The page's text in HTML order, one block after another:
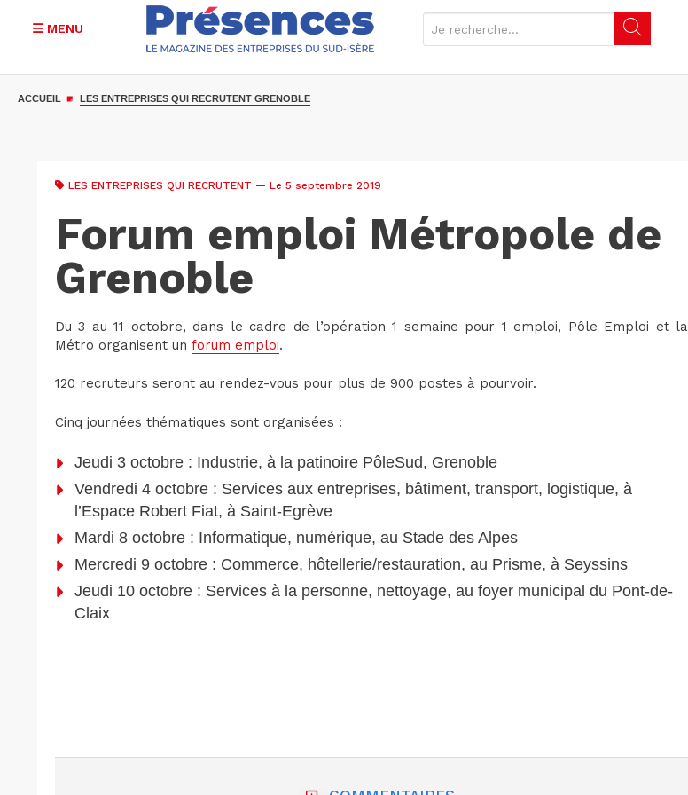
MENU
ACCUEIL LES ENTREPRISES QUI RECRUTENT GRENOBLE
LES ENTREPRISES QUI RECRUTENT — Le 5 septembre 2019
Forum emploi Métropole de
Grenoble
Du 3 au 11 octobre, dans le cadre de l’opération 1 semaine pour 1 emploi, Pôle Emploi et la
Métro organisent un forum emploi.
120 recruteurs seront au rendez-vous pour plus de 900 postes à pourvoir.
Cinq journées thématiques sont organisées :
Jeudi 3 octobre : Industrie, à la patinoire PôleSud, Grenoble
Vendredi 4 octobre : Services aux entreprises, bâtiment, transport, logistique, à
l’Espace Robert Fiat, à Saint-Egrève
Mardi 8 octobre : Informatique, numérique, au Stade des Alpes
Mercredi 9 octobre : Commerce, hôtellerie/restauration, au Prisme, à Seyssins
Jeudi 10 octobre : Services à la personne, nettoyage, au foyer municipal du Pont-de-
Claix